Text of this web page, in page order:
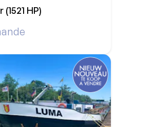
HP)